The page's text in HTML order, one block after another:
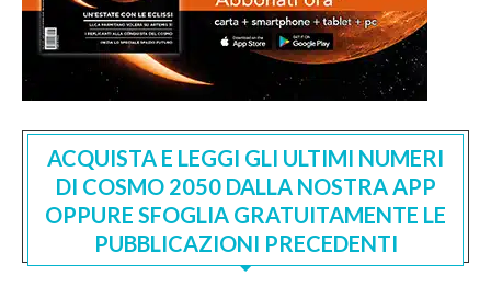
ACQUISTA E LEGGI GLI ULTIMI NUMERI
DI COSMO 2050 DALLA NOSTRA APP
OPPURE SFOGLIA GRATUITAMENTE LE
PUBBLICAZIONI PRECEDENTI